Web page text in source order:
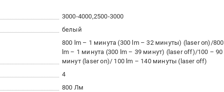
3000-4000 2500-3000
белый
800 lm – 1 минута (300 lm – 32 минуты) (laser on)/800
lm – 1 минута (300 lm – 39 минут) (laser off)/100 – 90
минут (laser on)/ 100 lm – 140 минуты (laser off)
4
800 Лм